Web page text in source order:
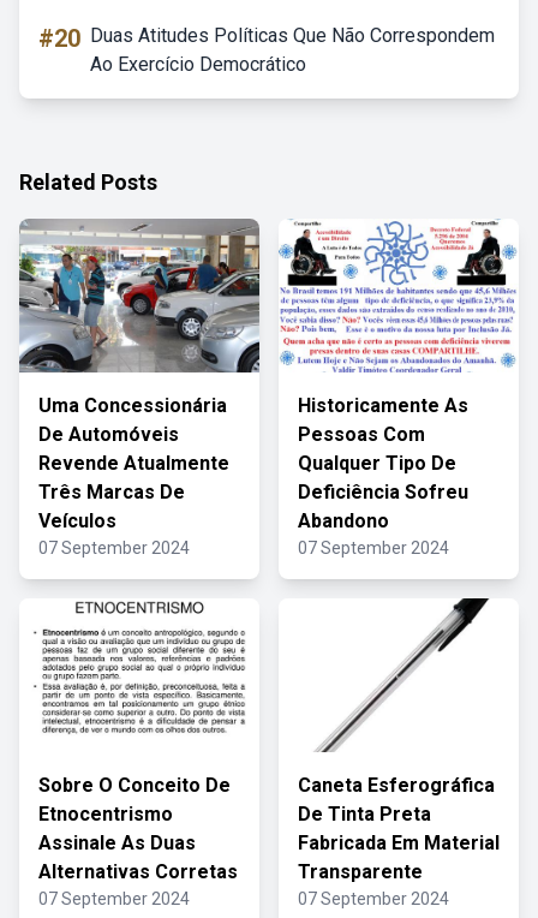
#20 Duas Atitudes Políticas Que Não Correspondem
Ao Exercício Democrático
Related Posts
Uma Concessionária
De Automóveis
Revende Atualmente
Três Marcas De
Veículos
07 September 2024
Historicamente As
Pessoas Com
Qualquer Tipo De
Deficiência Sofreu
Abandono
07 September 2024
Sobre O Conceito De
Etnocentrismo
Assinale As Duas
Alternativas Corretas
07 September 2024
Caneta Esferográfica
De Tinta Preta
Fabricada Em Material
Transparente
07 September 2024